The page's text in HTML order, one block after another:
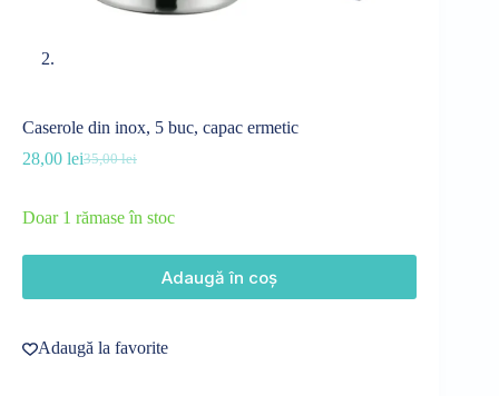
Caserole din inox, 5 buc, capac ermetic
35,00lei
Prețul
a
fost:
28,00 leiPrețul
este:
28,00 lei.
Doar 1 rămase în stoc
Adaugă în coș
Adaugă la favorite